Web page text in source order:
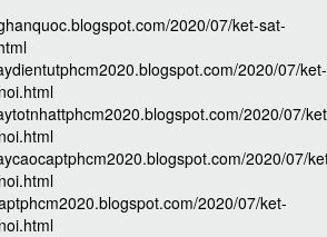
2020/07/ket-sat-
2020/07/ket-
2020/07/
2020/07/
2020/07/ket-